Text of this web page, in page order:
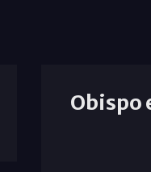
Obispo